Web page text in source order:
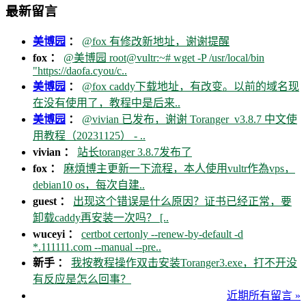
最新留言
美博园 ： @fox 有修改新地址，谢谢提醒
fox ： @美博园 root@vultr:~# wget -P /usr/local/bin
"https://daofa.cyou/c..
美博园 ： @fox caddy下载地址，有改变。以前的域名现
在没有使用了，教程中是后来..
美博园 ： @vivian 已发布，谢谢 Toranger_v3.8.7 中文使
用教程（20231125） - ..
vivian ： 站长toranger 3.8.7发布了
fox ： 麻煩博主更新一下流程，本人使用vultr作為vps，
debian10 os，每次自建..
guest ： 出现这个错误是什么原因？证书已经正常，要
卸载caddy再安装一次吗？ [..
wuceyi ： certbot certonly --renew-by-default -d
*.111111.com --manual --pre..
新手 ： 我按教程操作双击安装Toranger3.exe，打不开没
有反应是怎么回事？
近期所有留言 »